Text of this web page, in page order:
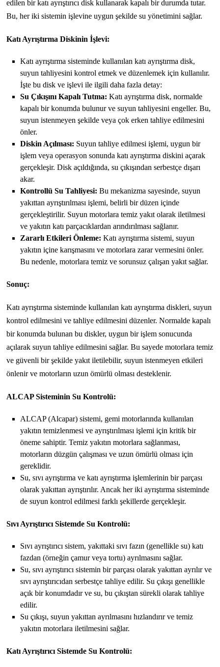
edilen bir katı ayrıştırıcı disk kullanarak kapalı bir durumda tutar.
Bu, her iki sistemin işlevine uygun şekilde su yönetimini sağlar.
Katı Ayrıştırma Diskinin İşlevi:
Katı ayrıştırma sisteminde kullanılan katı ayrıştırma disk,
suyun tahliyesini kontrol etmek ve düzenlemek için kullanılır.
İşte bu disk ve işlevi ile ilgili daha fazla detay:
Su Çıkışını Kapalı Tutma: Katı ayrıştırma disk, normalde
kapalı bir konumda bulunur ve suyun tahliyesini engeller. Bu,
suyun istenmeyen şekilde veya çok erken tahliye edilmesini
önler.
Diskin Açılması: Suyun tahliye edilmesi işlemi, uygun bir
işlem veya operasyon sonunda katı ayrıştırma diskini açarak
gerçekleşir. Disk açıldığında, su çıkışından serbestçe dışarı
akar.
Kontrollü Su Tahliyesi: Bu mekanizma sayesinde, suyun
yakıttan ayrıştırılması işlemi, belirli bir düzen içinde
gerçekleştirilir. Suyun motorlara temiz yakıt olarak iletilmesi
ve yakıtın katı parçacıklardan arındırılması sağlanır.
Zararlı Etkileri Önleme: Katı ayrıştırma sistemi, suyun
yakıtın içine karışmasını ve motorlara zarar vermesini önler.
Bu nedenle, motorlara temiz ve sorunsuz çalışan yakıt sağlar.
Sonuç:
Katı ayrıştırma sisteminde kullanılan katı ayrıştırma diskleri, suyun
kontrol edilmesini ve tahliye edilmesini düzenler. Normalde kapalı
bir konumda bulunan bu diskler, uygun bir işlem sonucunda
açılarak suyun tahliye edilmesini sağlar. Bu sayede motorlara temiz
ve güvenli bir şekilde yakıt iletilebilir, suyun istenmeyen etkileri
önlenir ve motorların uzun ömürlü olması desteklenir.
ALCAP Sisteminin Su Kontrolü:
ALCAP (Alcapar) sistemi, gemi motorlarında kullanılan
yakıtın temizlenmesi ve ayrıştırılması işlemi için kritik bir
öneme sahiptir. Temiz yakıtın motorlara sağlanması,
motorların düzgün çalışması ve uzun ömürlü olması için
gereklidir.
Su, sıvı ayrıştırma ve katı ayrıştırma işlemlerinin bir parçası
olarak yakıttan ayrıştırılır. Ancak her iki ayrıştırma sisteminde
de suyun kontrol edilmesi farklı şekillerde gerçekleşir.
Sıvı Ayrıştırıcı Sistemde Su Kontrolü:
Sıvı ayrıştırıcı sistem, yakıttaki sıvı fazın (genellikle su) katı
fazdan (örneğin çamur veya tortu) ayrılmasını sağlar.
Su, sıvı ayrıştırıcı sistemin bir parçası olarak yakıttan ayrılır ve
sıvı ayrıştırıcıdan serbestçe tahliye edilir. Su çıkışı genellikle
açık bir konumdadır ve su, bu çıkıştan sürekli olarak tahliye
edilir.
Su çıkışı, suyun yakıttan ayrılmasını hızlandırır ve temiz
yakıtın motorlara iletilmesini sağlar.
Katı Ayrıştırıcı Sistemde Su Kontrolü: